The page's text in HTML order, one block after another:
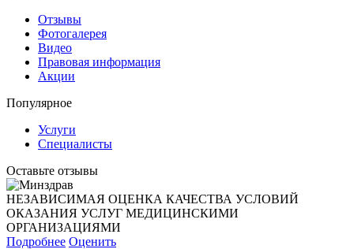
Отзывы
Фотогалерея
Видео
Правовая информация
Акции
Популярное
Услуги
Специалисты
Оставьте отзывы
НЕЗАВИСИМАЯ ОЦЕНКА КАЧЕСТВА УСЛОВИЙ
ОКАЗАНИЯ УСЛУГ МЕДИЦИНСКИМИ
ОРГАНИЗАЦИЯМИ
Подробнее Оценить